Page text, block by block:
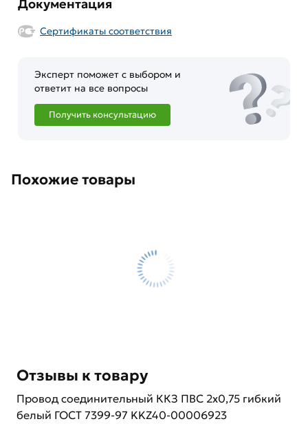
Документация
Сертификаты соответствия
Эксперт поможет с выбором и
ответит на все вопросы
Получить консультацию
Похожие товары
Отзывы к товару
Провод соединительный ККЗ ПВС 2х0,75 гибкий
белый ГОСТ 7399-97 KKZ40-00006923